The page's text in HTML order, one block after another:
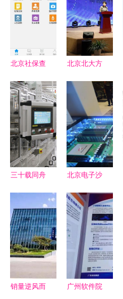
北京社保查
个人账户管
理 聚焦官
方App及
V5.3.1新版
指南
北京北大方
学院 厚积
薄发，以产
教融合服务
京津冀协同
发展
三十载同舟
与中国对外
开放新高度
的见证
北京电子沙
厂产线可视
化，引领智
能制造新未
来
销量逆风而
广州软件院